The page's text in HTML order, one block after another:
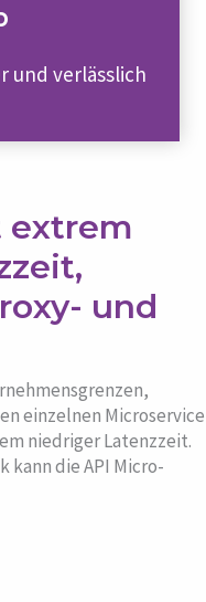
und verlässlich
extrem
und
einzelnen Microservice
niedriger Latenzzeit.
kann die API Micro-